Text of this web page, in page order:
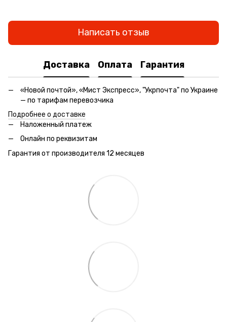
Написать отзыв
Доставка Оплата Гарантия
«Новой почтой», «Мист Экспресс», "Укрпочта" по Украине
— по тарифам перевозчика
Подробнее о доставке
Наложенный платеж
Онлайн по реквизитам
Гарантия от производителя 12 месяцев